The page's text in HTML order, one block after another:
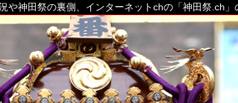
や神田祭の裏側、インターネットchの「神田祭.ch」